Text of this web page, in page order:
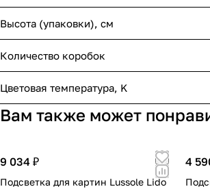
Высота (упаковки), см
Количество коробок
Цветовая температура, K
Вам также может
9 034 ₽
Подсветка для картин Lussole Lido
4